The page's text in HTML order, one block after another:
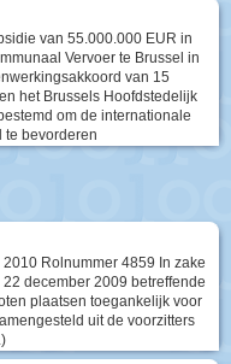
van 55.000.000 EUR in
Vervoer te Brussel in
van 15
het Brussels Hoofdstedelijk
om de internationale
te bevorderen
Rolnummer 4859 In zake
december 2009 betreffende
plaatsen toegankelijk voor
uit de voorzitters